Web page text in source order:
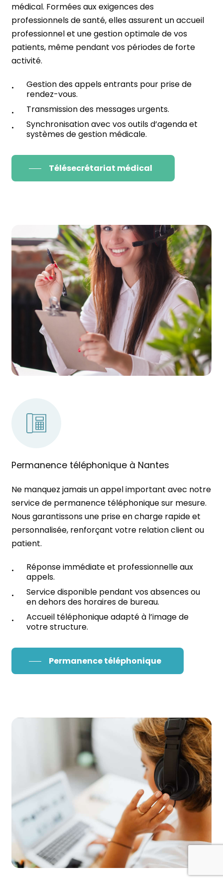
médical. Formées aux exigences des
professionnels de santé, elles assurent un accueil
professionnel et une gestion optimale de vos
patients, même pendant vos périodes de forte
activité.
Gestion des appels entrants pour prise de
rendez-vous.
Transmission des messages urgents.
Synchronisation avec vos outils d’agenda et
systèmes de gestion médicale.
Télésecrétariat médical
Permanence téléphonique à Nantes
Ne manquez jamais un appel important avec notre
service de permanence téléphonique sur mesure.
Nous garantissons une prise en charge rapide et
personnalisée, renforçant votre relation client ou
patient.
Réponse immédiate et professionnelle aux
appels.
Service disponible pendant vos absences ou
en dehors des horaires de bureau.
Accueil téléphonique adapté à l’image de
votre structure.
Permanence téléphonique